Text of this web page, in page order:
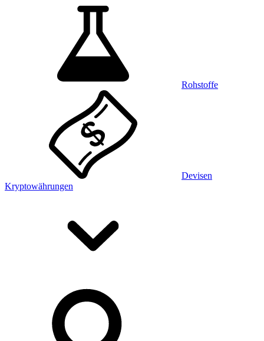
Rohstoffe
Devisen
Kryptowährungen